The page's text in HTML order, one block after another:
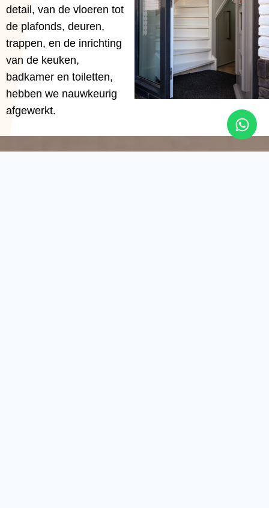
detail, van de vloeren tot
de plafonds, deuren,
trappen, en de inrichting
van de keuken,
badkamer en toiletten,
hebben we nauwkeurig
afgewerkt.